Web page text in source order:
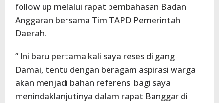
follow up melalui rapat pembahasan Badan
Anggaran bersama Tim TAPD Pemerintah
Daerah.
” Ini baru pertama kali saya reses di gang
Damai, tentu dengan beragam aspirasi warga
akan menjadi bahan referensi bagi saya
menindaklanjutinya dalam rapat Banggar di